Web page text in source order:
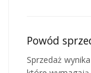
Powód
Sprzedaż